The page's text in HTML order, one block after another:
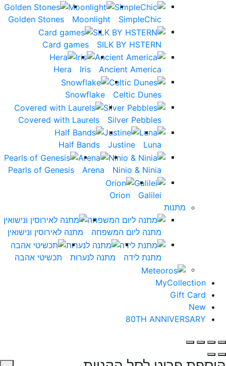
SimpleChic
Moonlight
Golden Stones
SILK BY HSTERN
Card games
Ancient America
Iris
Hera
Celtic Dunes
Snowflake
Silver Pebbles
Covered with Laurels
Luna
Justine
Half Bands
Ninio & Ninia
Arena
Pearls of Genesis
Galilei
Orion
מתנות
מתנה ליום המשפחה מתנה לאירוסין ונישואין
מתנת לידה מתנה לנערות תכשיטי אהבה
MyCollection
Gift Card
New
80TH ANNIVERSARY